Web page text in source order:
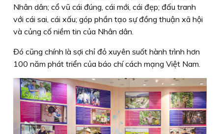
Nhân dân; cổ vũ cái đúng, cái mới, cái đẹp; đấu tranh
với cái sai, cái xấu; góp phần tạo sự đồng thuận xã hội
và củng cố niềm tin của Nhân dân.
Đó cũng chính là sợi chỉ đỏ xuyên suốt hành trình hơn
100 năm phát triển của báo chí cách mạng Việt Nam.